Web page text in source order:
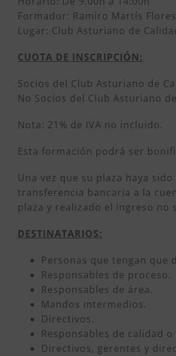
Formador: Ramiro Martís
Lugar: Club Asturiano de
CUOTA DE INSCRIPCIÓN:
Socios del Club Asturiano de
No Socios del Club Asturiano
Nota: 21% de IVA no incluido.
Esta formación podrá ser
Una vez que su plaza haya
transferencia bancaria a la
plaza y realizado el ingreso no
DESTINATARIOS:
Personas que tengan
Responsables de proceso.
Responsables de área.
Mandos intermedios.
Directivos.
Responsables de calidad
Directivos, gerentes y